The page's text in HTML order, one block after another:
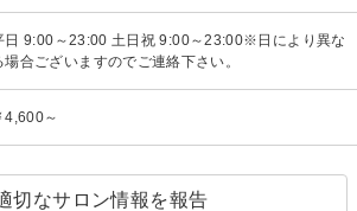
日 9:00～23:00 土日祝 9:00～23:00※日により異な
場合ございますのでご連絡下さい。
4,600～
切なサロン情報を報告